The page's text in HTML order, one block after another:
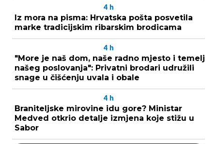
4 h
Iz mora na pisma: Hrvatska pošta posvetila
marke tradicijskim ribarskim brodicama
4 h
"More je naš dom, naše radno mjesto i temelj
našeg poslovanja": Privatni brodari udružili
snage u čišćenju uvala i obale
4 h
Braniteljske mirovine idu gore? Ministar
Medved otkrio detalje izmjena koje stižu u
Sabor